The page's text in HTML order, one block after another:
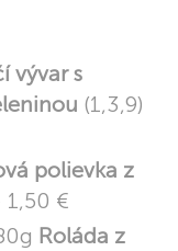
vývar s
(1,3,9)
polievka z
1,50 €
Roláda z